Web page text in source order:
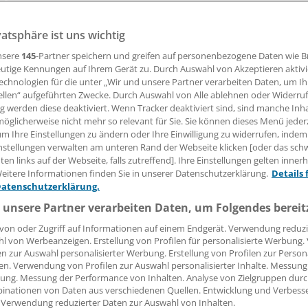
bei bestimmten Privatpatienten im Praxis-PC künftig
für die zu rezeptierenden Arzneimittel gibt.
Leserin, lieber Leser,
Beitrag können Sie lesen, sobald Sie sich
Jetzt anmelden »
Kostenlos
vergessen?
Problem beim Login?
ist mit wenigen Klicks erledigt und kostenlos.
des kostenlosen Login:
Analysen, Hintergründe und Infografiken
Interviews und Praxis-Tipps
auf allemedizinischen Berichte und Kommentare
ist uns wichtig
145-Partner speichern und greifen auf personenbezogene Daten wie
Kennungen auf Ihrem Gerät zu. Durch Auswahl von Akzeptieren
für die unter „Wir und unsere Partner verarbeiten Daten, um
aufgeführten Zwecke. Durch Auswahl von Alle ablehnen oder
werden diese deaktiviert. Wenn Tracker deaktiviert sind, sind manche
nicht mehr so relevant für Sie. Sie können dieses Menü
Ihre Einstellungen zu ändern oder Ihre Einwilligung zu widerrufen, indem
verwalten am unteren Rand der Webseite klicken [oder das
links auf der Webseite, falls zutreffend]. Ihre Einstellungen gelten
Informationen finden Sie in unserer Datenschutzerklärung. Details
Partner verarbeiten Daten, um Folgendes
oder Zugriff auf Informationen auf einem Endgerät. Verwendung
von Werbeanzeigen. Erstellung von Profilen für personalisierte
zur Auswahl personalisierter Werbung. Erstellung von Profilen zur
Verwendung von Profilen zur Auswahl personalisierter Inhalte.
Messung der Performance von Inhalten. Analyse von Zielgruppen
von Daten aus verschiedenen Quellen. Entwicklung und
reduzierter Daten zur Auswahl von Inhalten.